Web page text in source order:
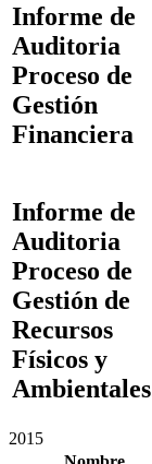
Informe de
Auditoria
Proceso de
Gestión
Financiera
Informe de
Auditoria
Proceso de
Gestión de
Recursos
Físicos y
2015